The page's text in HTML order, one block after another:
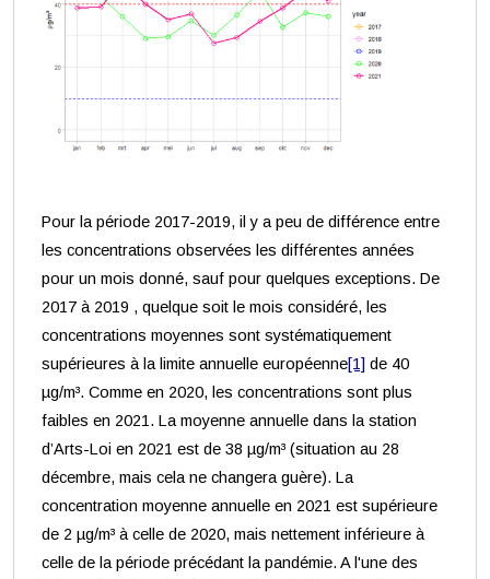
Pour la période 2017-2019, il y a peu de différence entre
les concentrations observées les différentes années
pour un mois donné, sauf pour quelques exceptions. De
2017 à 2019 , quelque soit le mois considéré, les
concentrations moyennes sont systématiquement
supérieures à la limite annuelle européenne[1] de 40
µg/m³. Comme en 2020, les concentrations sont plus
faibles en 2021. La moyenne annuelle dans la station
d’Arts-Loi en 2021 est de 38 µg/m³ (situation au 28
décembre, mais cela ne changera guère). La
concentration moyenne annuelle en 2021 est supérieure
de 2 µg/m³ à celle de 2020, mais nettement inférieure à
celle de la période précédant la pandémie. A l'une des